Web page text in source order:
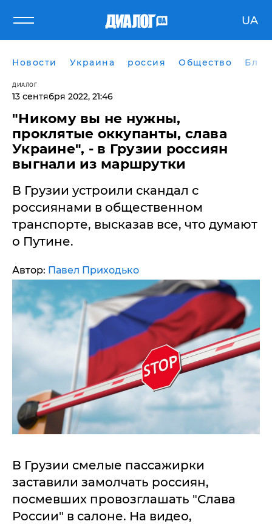
UA
Новости Украина россия Общество
ДИАЛОГ
13 сентября 2022, 21:46
"Никому вы не нужны,
проклятые оккупанты, слава
Украине", - в Грузии россиян
выгнали из маршрутки
В Грузии устроили скандал с
россиянами в общественном
транспорте, высказав все, что думают
о Путине.
Автор: Павел Приходько
В Грузии смелые пассажирки
заставили замолчать россиян,
посмевших провозглашать "Слава
России" в салоне. На видео,